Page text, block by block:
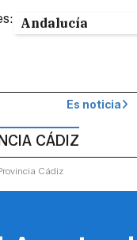
Es noticia
CÁDIZ
Cádiz